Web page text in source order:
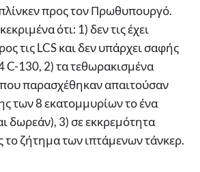
προς τον Πρωθυπουργό.
ότι: 1) δεν τις έχει
τις LCS και δεν υπάρχει σαφής
C-130, 2) τα τεθωρακισμένα
παρασχέθηκαν απαιτούσαν
των 8 εκατομμυρίων το ένα
δωρεάν), 3) σε εκκρεμότητα
το ζήτημα των ιπτάμενων τάνκερ.